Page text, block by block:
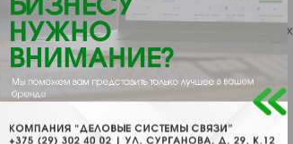
Подходят для работы в условиях высоких
долгий срок службы при правильном